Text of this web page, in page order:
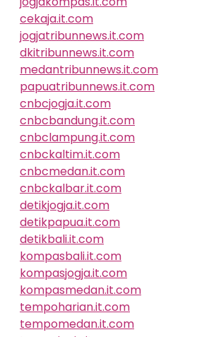
cekaja.it.com
jogjatribunnews.it.com
dkitribunnews.it.com
medantribunnews.it.com
papuatribunnews.it.com
cnbcjogja.it.com
cnbcbandung.it.com
cnbclampung.it.com
cnbckaltim.it.com
cnbcmedan.it.com
cnbckalbar.it.com
detikjogja.it.com
detikpapua.it.com
detikbali.it.com
kompasbali.it.com
kompasjogja.it.com
kompasmedan.it.com
tempoharian.it.com
tempomedan.it.com